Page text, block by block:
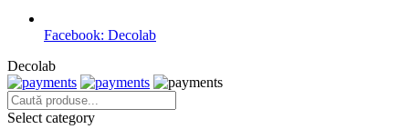
Facebook: Decolab
Decolab
Select category